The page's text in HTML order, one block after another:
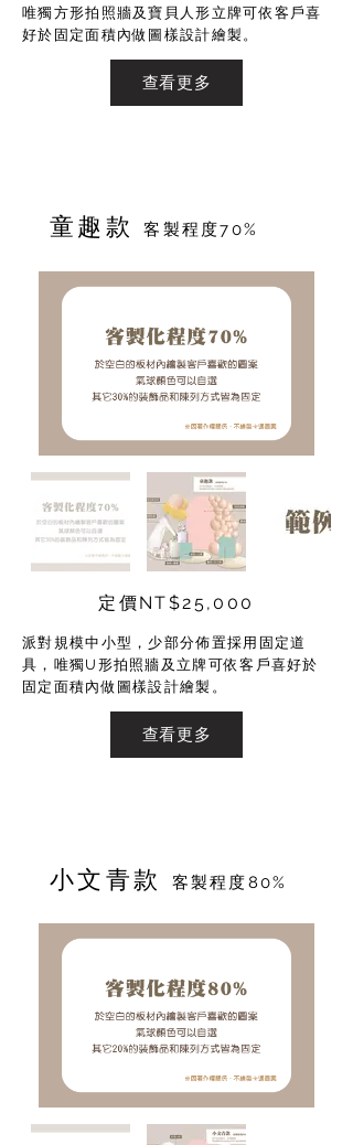
唯獨方形拍照牆及寶貝人形立牌可依客戶喜
好於固定面積內做圖樣設計繪製。
查看更多
​童趣款 客製程度70%
定價NT$25,000
派對規模中小型，少部分佈置採用固定道
具，唯獨U形拍照牆及立牌可依客戶喜好於
固定面積內做圖樣設計繪製。
查看更多
​小文青款 客製程度80%